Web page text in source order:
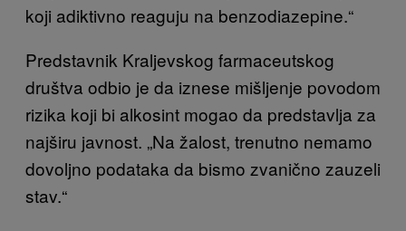
koji adiktivno reaguju na benzodiazepine.“
Predstavnik Kraljevskog farmaceutskog
društva odbio je da iznese mišljenje povodom
rizika koji bi alkosint mogao da predstavlja za
najširu javnost. „Na žalost, trenutno nemamo
dovoljno podataka da bismo zvanično zauzeli
stav.“